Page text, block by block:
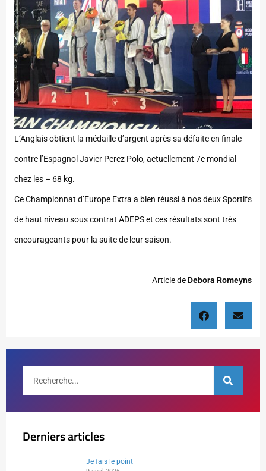
L’Anglais obtient la médaille d’argent après sa défaite en finale
contre l’Espagnol Javier Perez Polo, actuellement 7e mondial
chez les – 68 kg.
Ce Championnat d’Europe Extra a bien réussi à nos deux Sportifs
de haut niveau sous contrat ADEPS et ces résultats sont très
encourageants pour la suite de leur saison.
Article deDebora Romeyns
Derniers articles
Je fais le point